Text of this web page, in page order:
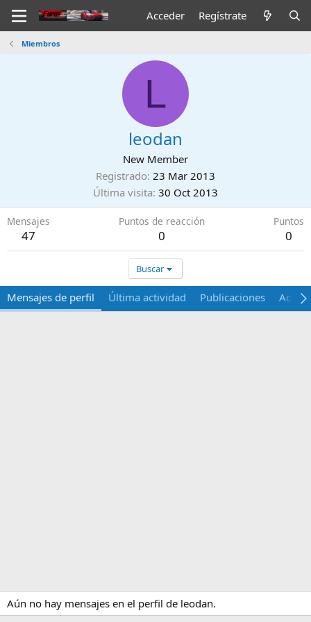
Acceder Regístrate
Miembros
L
leodan
New Member
Registrado 23 Mar 2013
Última visita 30 Oct 2013
Mensajes
47
Puntos de reacción
0
Puntos
0
Buscar
Mensajes de perfil Última actividad Publicaciones Acerca
Aún no hay mensajes en el perfil de leodan.